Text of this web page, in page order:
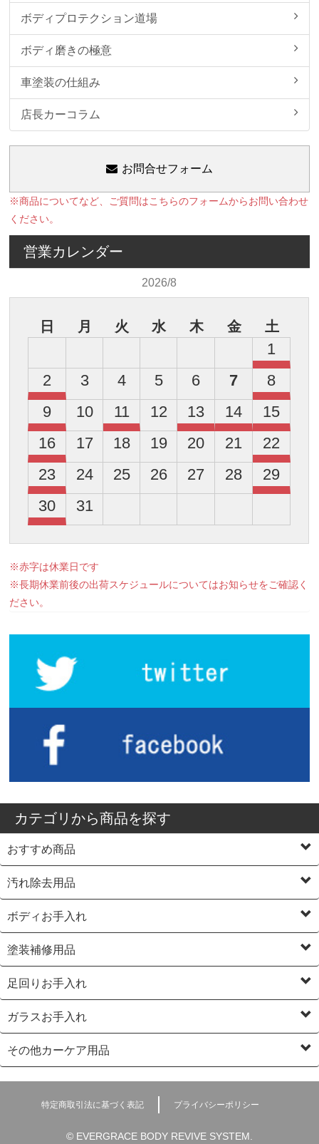
ボディプロテクション道場
ボディ磨きの極意
車塗装の仕組み
店長カーコラム
お問合せフォーム
※商品についてなど、ご質問はこちらのフォームからお問い合わせ
ください。
営業カレンダー
2026/8
日 月 火 水 木 金 土
1
2
3 4 5 6 7
8
9
10 11 12 13 14
15
16
17 18 19 20 21
22
23
24 25 26 27 28
29
30
31
※赤字は休業日です
※長期休業前後の出荷スケジュールについてはお知らせをご確認く
ださい。
カテゴリから商品を探す
おすすめ商品
汚れ除去用品
ボディお手入れ
塗装補修用品
足回りお手入れ
ガラスお手入れ
その他カーケア用品
特定商取引法に基づく表記 プライバシーポリシー
© EVERGRACE BODY REVIVE SYSTEM.